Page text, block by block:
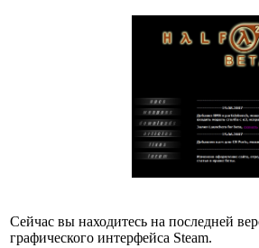
Сейчас вы находитесь на последней
графического интерфейса Steam.